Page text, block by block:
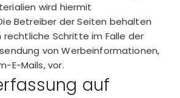
wird hiermit
Betreiber der Seiten behalten
rechtliche Schritte im Falle der
von Werbeinformationen,
E-Mails, vor.
auf